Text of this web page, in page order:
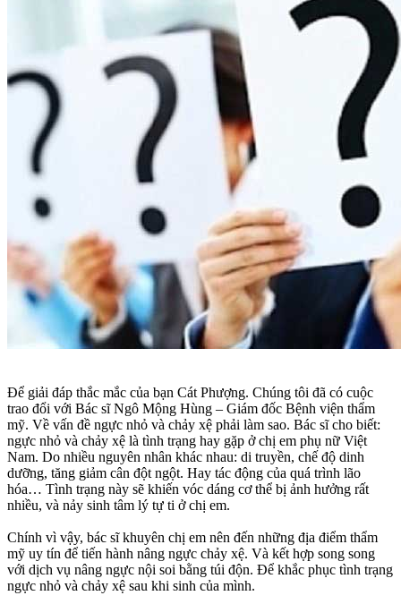
Để giải đáp thắc mắc của bạn Cát Phượng. Chúng tôi đã có cuộc
trao đổi với Bác sĩ Ngô Mộng Hùng – Giám đốc Bệnh viện thẩm
mỹ. Về vấn đề ngực nhỏ và chảy xệ phải làm sao. Bác sĩ cho biết:
ngực nhỏ và chảy xệ là tình trạng hay gặp ở chị em phụ nữ Việt
Nam. Do nhiều nguyên nhân khác nhau: di truyền, chế độ dinh
dưỡng, tăng giảm cân đột ngột. Hay tác động của quá trình lão
hóa… Tình trạng này sẽ khiến vóc dáng cơ thể bị ảnh hưởng rất
nhiều, và nảy sinh tâm lý tự ti ở chị em.
Chính vì vậy, bác sĩ khuyên chị em nên đến những địa điểm thẩm
mỹ uy tín để tiến hành nâng ngực chảy xệ. Và kết hợp song song
với dịch vụ nâng ngực nội soi bằng túi độn. Để khắc phục tình trạng
ngực nhỏ và chảy xệ sau khi sinh của mình.